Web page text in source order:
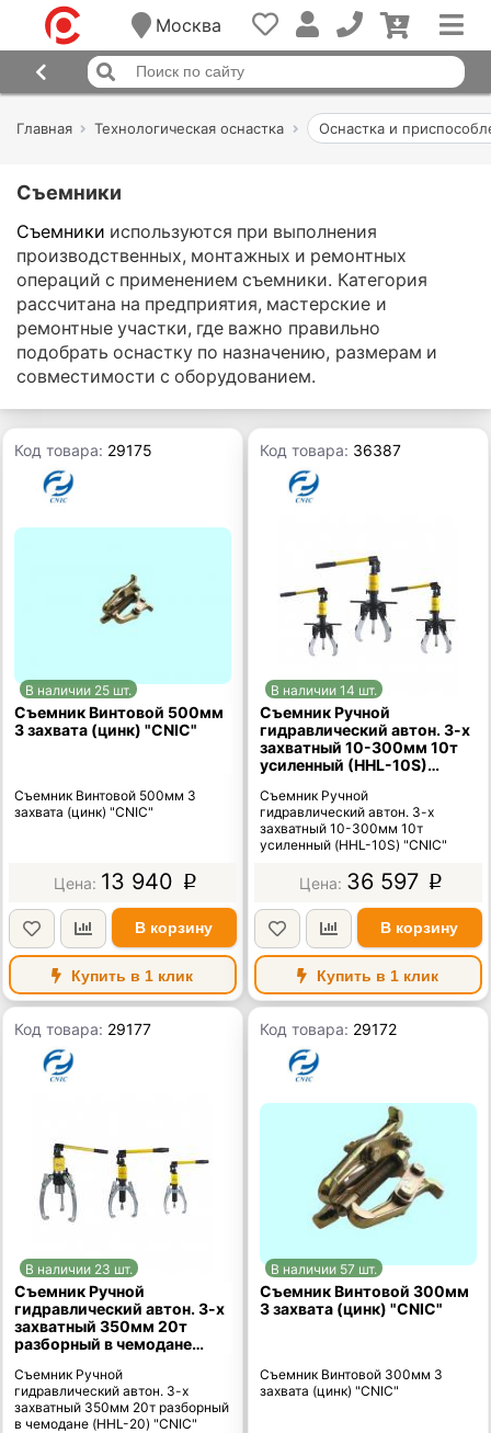
Москва
Главная Технологическая оснастка Оснастка и
Съемники
Съемники используются при выполнения
производственных, монтажных и ремонтных
операций с применением съемники. Категория
рассчитана на предприятия, мастерские и
ремонтные участки, где важно правильно
подобрать оснастку по назначению, размерам и
совместимости с оборудованием.
Код товара: 29175
В наличии 25 шт.
Съемник Винтовой 500мм
3 захвата (цинк) "CNIC"
Съемник Винтовой 500мм 3
захвата (цинк) "CNIC"
13 940 p
В корзину
Купить в 1 клик
Код товара: 36387
В наличии 14 шт.
Съемник Ручной
гидравлический автон. 3-х
захватный 10-300мм 10т
усиленный (HHL-10S)
Съемник Ручной
гидравлический автон. 3-х
захватный 10-300мм 10т
усиленный (HHL-10S) "CNIC"
36 597 p
В корзину
Купить в 1 клик
Код товара: 29177
В наличии 23 шт.
Съемник Ручной
гидравлический автон. 3-х
захватный 350мм 20т
разборный в чемодане
Съемник Ручной
гидравлический автон. 3-х
захватный 350мм 20т разборный
в чемодане (HHL-20) "CNIC"
Код товара: 29172
В наличии 57 шт.
Съемник Винтовой 300мм
3 захвата (цинк) "CNIC"
Съемник Винтовой 300мм 3
захвата (цинк) "CNIC"